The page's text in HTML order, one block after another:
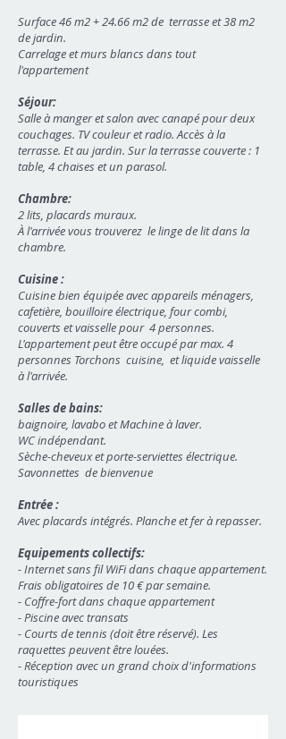
Surface 46 m2 + 24.66 m2 de terrasse et 38 m2
de jardin.
Carrelage et murs blancs dans tout
l'appartement
Séjour:
Salle à manger et salon avec canapé pour deux
couchages. TV couleur et radio. Accès à la
terrasse. Et au jardin. Sur la terrasse couverte : 1
table, 4 chaises et un parasol.
Chambre:
2 lits, placards muraux.
À l'arrivée vous trouverez le linge de lit dans la
chambre.
Cuisine :
Cuisine bien équipée avec appareils ménagers,
cafetière, bouilloire électrique, four combi,
couverts et vaisselle pour 4 personnes.
L'appartement peut être occupé par max. 4
personnes Torchons cuisine, et liquide vaisselle
à l'arrivée.
Salles de bains:
baignoire, lavabo et Machine à laver.
WC indépendant.
Sèche-cheveux et porte-serviettes électrique.
Savonnettes de bienvenue
Entrée :
Avec placards intégrés. Planche et fer à repasser.
Equipements collectifs:
- Internet sans fil WiFi dans chaque appartement.
Frais obligatoires de 10 € par semaine.
- Coffre-fort dans chaque appartement
- Piscine avec transats
- Courts de tennis (doit être réservé). Les
raquettes peuvent être louées.
- Réception avec un grand choix d'informations
touristiques